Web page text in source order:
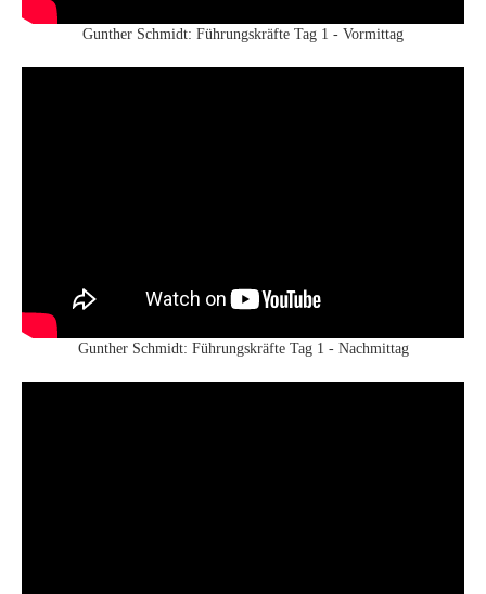
Gunther Schmidt: Führungskräfte Tag 1 - Vormittag
Gunther Schmidt: Führungskräfte Tag 1 - Nachmittag